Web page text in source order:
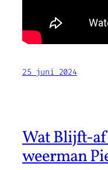
25 juni 2024
Wat Blijft-
weerman